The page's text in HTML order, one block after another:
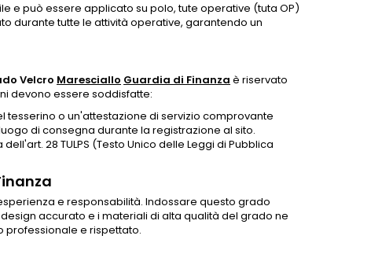
e può essere applicato su polo, tute operative (tuta OP)
durante tutte le attività operative, garantendo un
Velcro Maresciallo Guardia di Finanza è riservato
devono essere soddisfatte:
tesserino o un'attestazione di servizio comprovante
di consegna durante la registrazione al sito.
28 TULPS (Testo Unico delle Leggi di Pubblica
e responsabilità. Indossare questo grado
accurato e i materiali di alta qualità del grado ne
professionale e rispettato.